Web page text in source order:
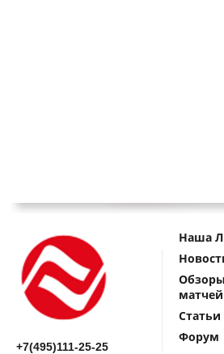
+7(495)111-25-25
Наша
Обзоры
матчей
Статьи
Форум